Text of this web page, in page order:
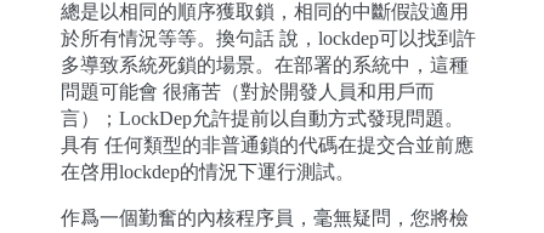
總是以相同的順序獲取鎖，相同的中斷假設適用
於所有情況等等。換句話 說，lockdep可以找到許
多導致系統死鎖的場景。在部署的系統中，這種
問題可能會 很痛苦（對於開發人員和用戶而
言）；LockDep允許提前以自動方式發現問題。
具有 任何類型的非普通鎖的代碼在提交合並前應
在啓用lockdep的情況下運行測試。
作爲一個勤奮的內核程序員，毫無疑問，您將檢